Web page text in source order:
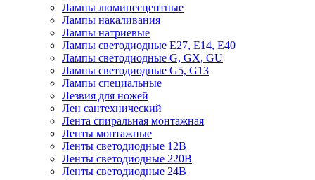
Лампы люминесцентные
Лампы накаливания
Лампы натриевые
Лампы светодиодные E27, E14, E40
Лампы светодиодные G, GX, GU
Лампы светодиодные G5, G13
Лампы специальные
Лезвия для ножей
Лен сантехнический
Лента спиральная монтажная
Ленты монтажные
Ленты светодиодные 12В
Ленты светодиодные 220В
Ленты светодиодные 24В